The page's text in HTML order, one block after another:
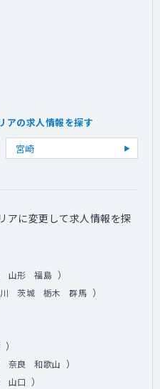
アの求人情報を探す
宮崎
アに変更して求人情報を探
山形 福島 ）
茨城 栃木 群馬 ）
）
奈良 和歌山 ）
山口 ）